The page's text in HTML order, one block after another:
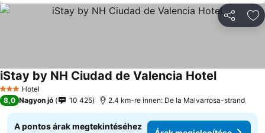
3 Kategória
Hotel
iStay by NH Ciudad de Valencia Hotel
8,0 Nagyon jó 10 425 2.4 km-re innen: De la Malvarrosa-strand
A pontos árak megtekintéséhez